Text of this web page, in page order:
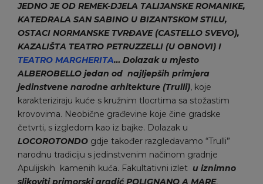
JEDNO JE OD REMEK-DJELA TALIJANSKE ROMANIKE,
KATEDRALA SAN SABINO U BIZANTSKOM STILU,
OSTACI NORMANSKE TVRĐAVE (CASTELLO SVEVO),
KAZALIŠTA TEATRO PETRUZZELLI (U OBNOVI) I
TEATRO MARGHERITA… Dolazak u mjesto
ALBEROBELLO jedan od najljepših primjera
jedinstvene narodne arhitekture (Trulli), koje
karakteriziraju kuće s kružnim tlocrtima sa stožastim
krovovima. Neobične građevine koje čine gradske
četvrti, s izgledom kao iz bajke. Dolazak u
LOCOROTONDO gdje također razgledavamo “Trulli”
narodnu tradiciju s jedinstvenim načinom gradnje
Apulijskih kamenih kuća. Fakultativni izlet u iznimno
slikoviti primorski gradić POLIGNANO A MARE,